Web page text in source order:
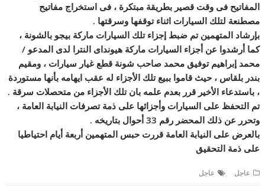
المفاتيح فى وقت قصير بطريقة مبتكرة ، فى استخراج مفاتيح
مصطنعة لتلك السيارات اثناء توقفها وسرقتها .
بإرشاد المتهمين تم ضبط إجزاء تلك السيارات ماركة بيجو بالشونة ،
كما أرشدوا عن أجزاء السيارات ماركة هيونداى النترا لدى المدعو /
محمد إبراهيم توفيق محمد صاحب شونة قطع غيار سيارات ، ومقيم
بندر بلقاس ، حيث قاموا ببيع تلك الأجزاء له عقب ايهامه بأنها مستوردة
، باستدعاء الأخير قرر بعدم علمه بان تلك الأجزاء من متحصلات سرقة .
تم التحفظ على السيارات وأجزائها على ذمة تصرفات النيابة العامة ،
وتحرر عن ذلك المحضر رقم 33 أحوال بتاريخه .
بالعرض على النيابة العامة قررت حبس المتهمين أربعة أيام احتياطيا
على ذمة التحقيق
عاجل عاجل